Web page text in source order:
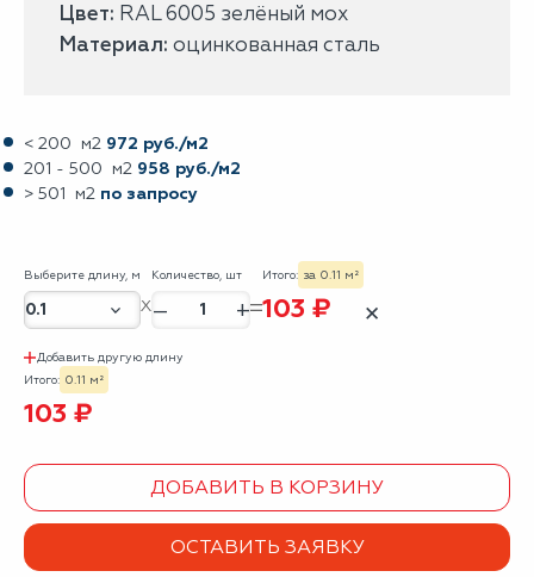
Цвет: RAL 6005 зелёный мох
Материал: оцинкованная сталь
< 200 м2 972 руб./м2
201 - 500 м2 958 руб./м2
> 501 м2 по запросу
Выберите длину, м Количество, шт
– +
Итого: за 0.11 м²
103 ₽ ✕
Добавить другую длину
Итого: 0.11 м²
103 ₽
ДОБАВИТЬ В КОРЗИНУ
ОСТАВИТЬ ЗАЯВКУ